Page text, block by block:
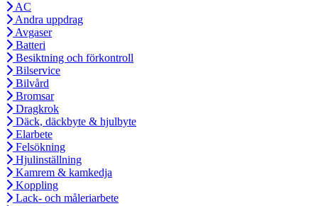
AC
Andra uppdrag
Avgaser
Batteri
Besiktning och förkontroll
Bilservice
Bilvård
Bromsar
Dragkrok
Däck, däckbyte & hjulbyte
Elarbete
Felsökning
Hjulinställning
Kamrem & kamkedja
Koppling
Lack- och måleriarbete